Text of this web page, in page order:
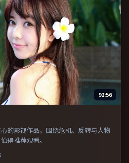
92:56
的影视作品，围绕危机、反转与人物
得推荐观看。